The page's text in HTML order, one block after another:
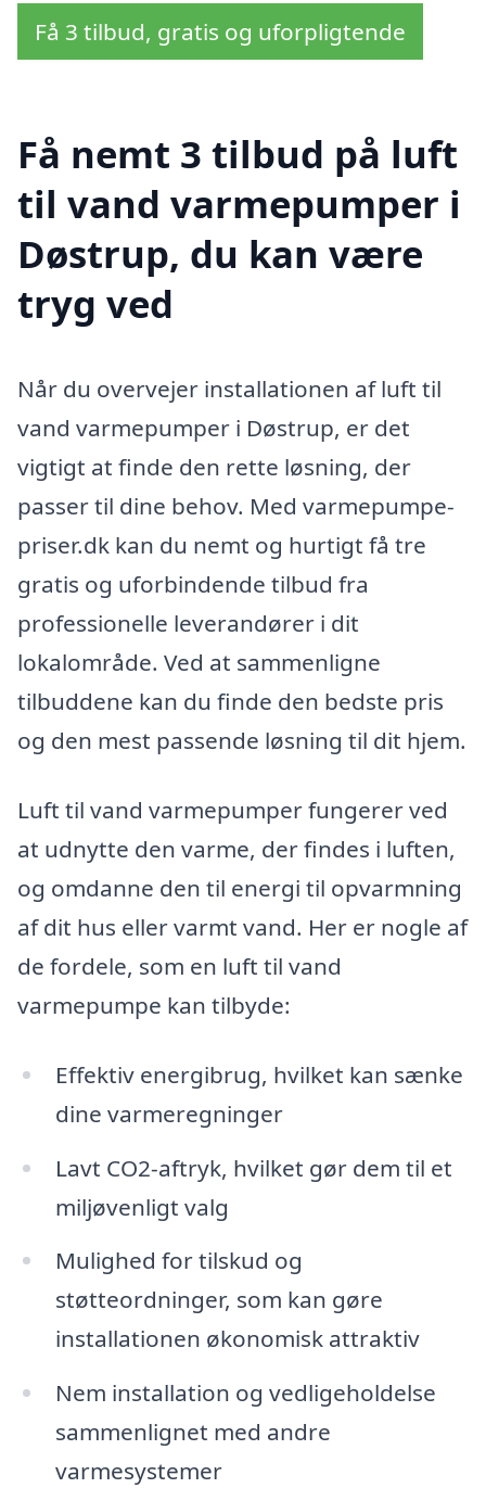
Få 3 tilbud, gratis og uforpligtende
Få nemt 3 tilbud på luft
til vand varmepumper i
Døstrup, du kan være
tryg ved
Når du overvejer installationen af luft til
vand varmepumper i Døstrup, er det
vigtigt at finde den rette løsning, der
passer til dine behov. Med varmepumpe-
priser.dk kan du nemt og hurtigt få tre
gratis og uforbindende tilbud fra
professionelle leverandører i dit
lokalområde. Ved at sammenligne
tilbuddene kan du finde den bedste pris
og den mest passende løsning til dit hjem.
Luft til vand varmepumper fungerer ved
at udnytte den varme, der findes i luften,
og omdanne den til energi til opvarmning
af dit hus eller varmt vand. Her er nogle af
de fordele, som en luft til vand
varmepumpe kan tilbyde:
Effektiv energibrug, hvilket kan sænke
dine varmeregninger
Lavt CO2-aftryk, hvilket gør dem til et
miljøvenligt valg
Mulighed for tilskud og
støtteordninger, som kan gøre
installationen økonomisk attraktiv
Nem installation og vedligeholdelse
sammenlignet med andre
varmesystemer